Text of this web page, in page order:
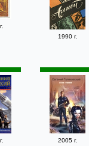
1990 г.
2005 г.